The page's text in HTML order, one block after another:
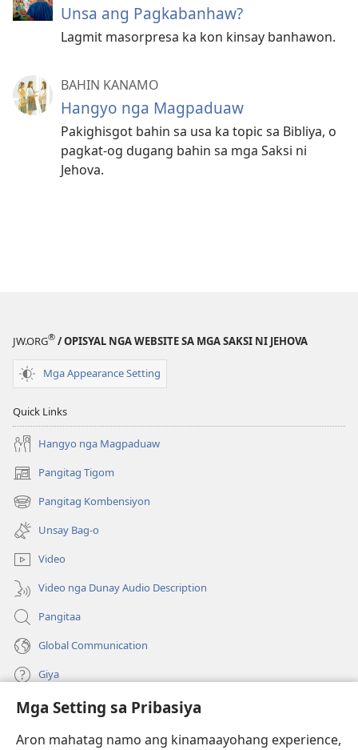
Mga Setting sa Pribasiya
Aron mahatag namo ang kinamaayohang experience,
Unsa ang Pagkabanhaw?
Lagmit masorpresa ka kon kinsay banhawon.
BAHIN KANAMO
Hangyo nga Magpaduaw
Pakighisgot bahin sa usa ka topic sa Bibliya, o
pagkat-og dugang bahin sa mga Saksi ni
Jehova.
JW.ORG® / OPISYAL NGA WEBSITE SA MGA SAKSI NI JEHOVA
Mga Appearance Setting
Quick Links
Hangyo nga Magpaduaw
Pangitag Tigom
(mo-
open
ug
bag-
ong
window)
Pangitag Kombensiyon
(mo-
open
ug
bag-
ong
window)
Unsay Bag-o
Video
Video nga Dunay Audio Description
Pangitaa
Global Communication
Giya
Donasyon
(mo-
open